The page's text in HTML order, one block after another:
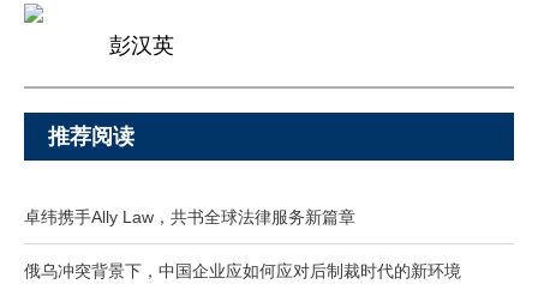
彭汉英
推荐阅读
卓纬携手Ally Law，共书全球法律服务新篇章
俄乌冲突背景下，中国企业应如何应对后制裁时代的新环境